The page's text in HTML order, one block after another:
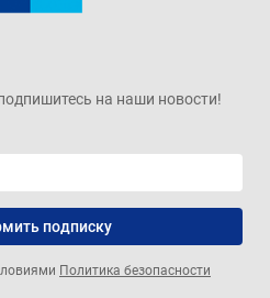
на наши новости!
подписку
Политика безопасности